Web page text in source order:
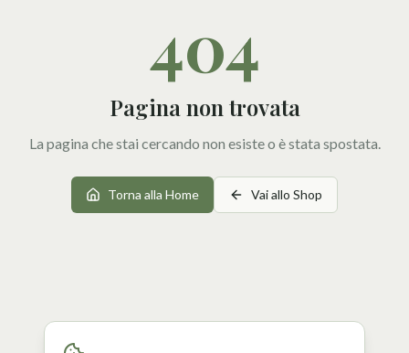
404
Pagina non trovata
La pagina che stai cercando non esiste o è stata spostata.
Torna alla Home Vai allo Shop